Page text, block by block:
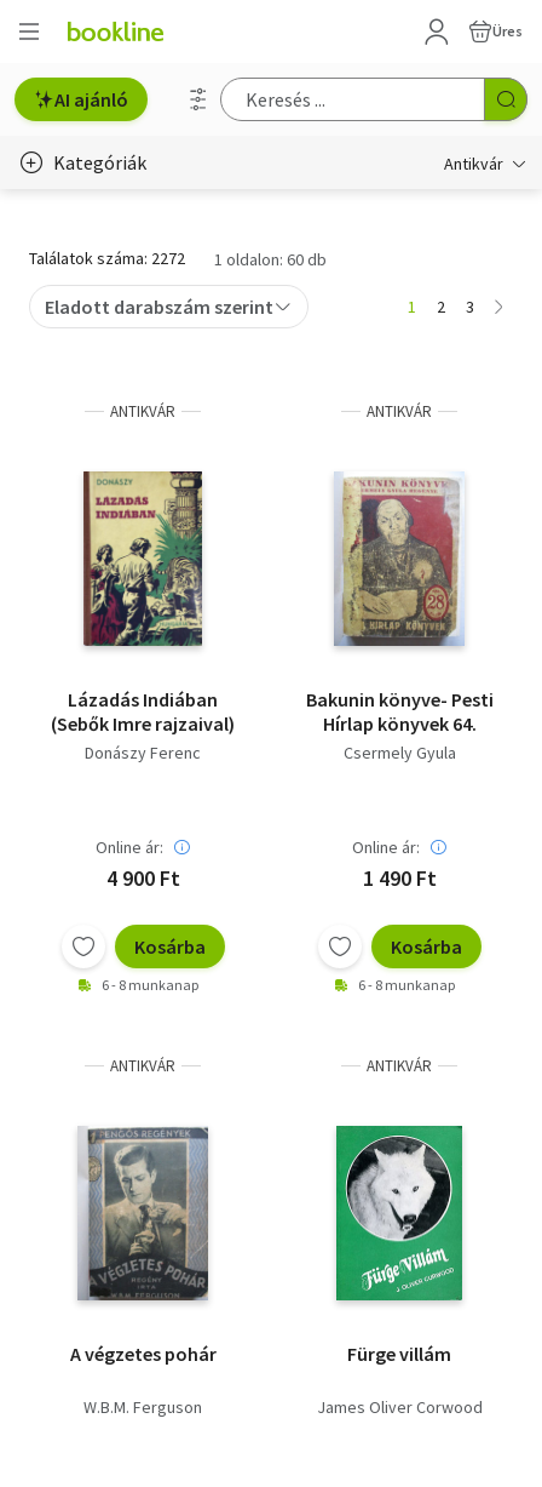
Üres
AI ajánló
Kategóriák Antikvár
Életmód, egészség
Hobbi, szabadidő
Idegen nyelvű
Irodalom
Minikönyv
Művészet
Szótár, nyelvkönyv
Társadalomtudomány
Történelem
Találatok száma: 2272 1 oldalon: 60 db
Eladott darabszám szerint 1 2 3
ANTIKVÁR
Lázadás Indiában
(Sebők Imre rajzaival)
Donászy Ferenc
Online ár:
4 900 Ft
Kosárba
6 - 8 munkanap
ANTIKVÁR
Bakunin könyve- Pesti
Hírlap könyvek 64.
Csermely Gyula
Online ár:
1 490 Ft
Kosárba
6 - 8 munkanap
ANTIKVÁR
A végzetes pohár
W.B.M. Ferguson
ANTIKVÁR
Fürge villám
James Oliver Corwood